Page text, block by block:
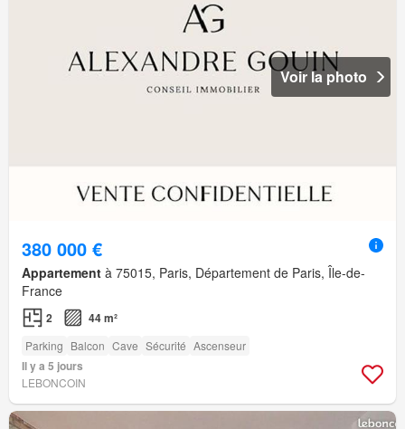
Voir la photo
380 000 €
Appartement à 75015, Paris, Département de Paris, Île-de-
France
2 44 m²
Parking Balcon Cave Sécurité Ascenseur
Il y a 5 jours
LEBONCOIN